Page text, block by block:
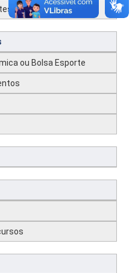
da Moradia Estudantil
ou Bolsa Esporte